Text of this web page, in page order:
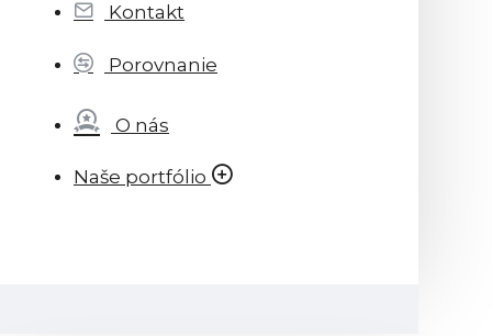
Kontakt
Porovnanie
O nás
Naše portfólio